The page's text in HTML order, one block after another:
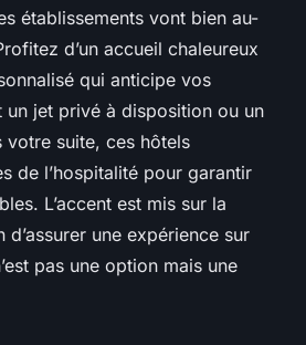
établissements vont bien au-
d’un accueil chaleureux
qui anticipe vos
un jet privé à disposition ou un
votre suite, ces hôtels
de l’hospitalité pour garantir
L’accent est mis sur la
une expérience sur
pas une option mais une